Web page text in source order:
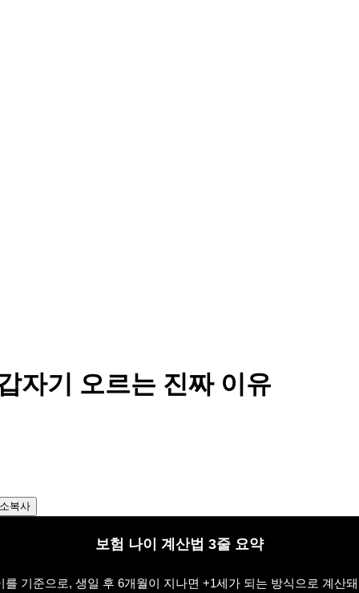
자기 오르는 진짜 이유
복사
보험 나이 계산법 3줄 요약
를 기준으로, 생일 후 6개월이 지나면 +1세가 되는 방식으로 계산